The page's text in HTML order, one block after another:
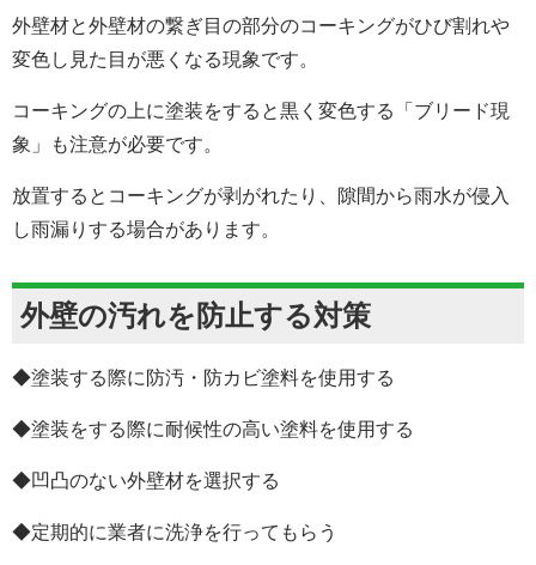
外壁材と外壁材の繋ぎ目の部分のコーキングがひび割れや
変色し見た目が悪くなる現象です。
コーキングの上に塗装をすると黒く変色する
「ブリード現
象」も注意が必要です。
放置するとコーキングが剥がれたり、隙間から雨水が侵入
し雨漏りする場合があります。
外壁の汚れを防止する対策
◆塗装する際に防汚・防カビ塗料を使用する
◆塗装をする際に耐候性の高い塗料を使用する
◆凹凸のない外壁材を選択する
◆定期的に業者に洗浄を行ってもらう